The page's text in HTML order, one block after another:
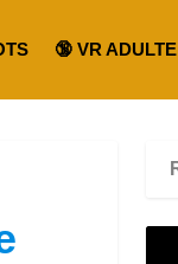
🔞 VR ADULTE